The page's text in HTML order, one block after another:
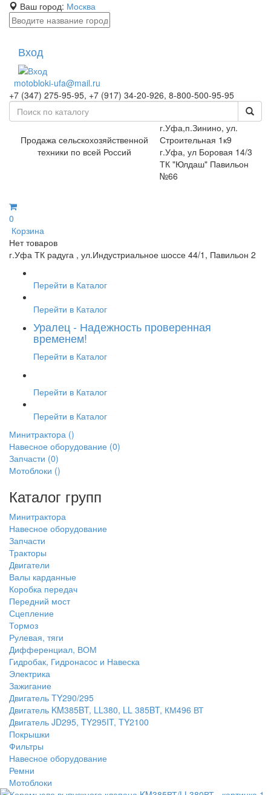
Ваш город: Москва
Вход
motobloki-ufa@mail.ru
+7 (347) 275-95-95, +7 (917) 34-20-926, 8-800-500-95-95
Продажа сельскохозяйственной
техники по всей Россий
г.Уфа,п.Зинино, ул.
Строительная 1к9
г.Уфа, ул Боровая 14/3
ТК "Юлдаш" Павильон
№66
0
Корзина
Нет товаров
г.Уфа ТК радуга , ул.Индустриальное шоссе 44/1, Павильон 2
Перейти в Каталог
Перейти в Каталог
Уралец - Надежность проверенная
временем!
Перейти в Каталог
Перейти в Каталог
Перейти в Каталог
Минитрактора ()
Навесное оборудование (0)
Запчасти (0)
Мотоблоки ()
Каталог групп
Минитрактора
Навесное оборудование
Запчасти
Тракторы
Двигатели
Валы карданные
Коробка передач
Передний мост
Сцепление
Тормоз
Рулевая, тяги
Дифференциал, ВОМ
Гидробак, Гидронасос и Навеска
Электрика
Зажигание
Двигатель TY290/295
Двигатель KM385BT, LL380, LL 385BT, КМ496 ВТ
Двигатель JD295, TY295IT, TY2100
Покрышки
Фильтры
Навесное оборудование
Ремни
Мотоблоки